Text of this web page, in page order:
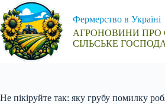
Перейти
до
вмісту
Фермерство в Україні
АГРОНОВИНИ ПРО
СІЛЬСЬКЕ
Не пікіруйте так: яку грубу помилку